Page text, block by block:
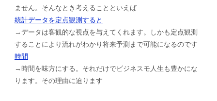
ません。そんなとき考えることといえば
統計データを定点観測すると
→データは客観的な視点を与えてくれます。しかも定点観測
することにより流れがわかり将来予測まで可能になるのです
時間
→時間を味方にする。それだけでビジネスモ人生も豊かにな
ります。その理由に迫ります